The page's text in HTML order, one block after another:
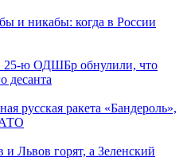
и никабы: когда в России
25-ю ОДШБр обнулили, что
десанта
русская ракета «Бандероль»,
Львов горят, а Зеленский